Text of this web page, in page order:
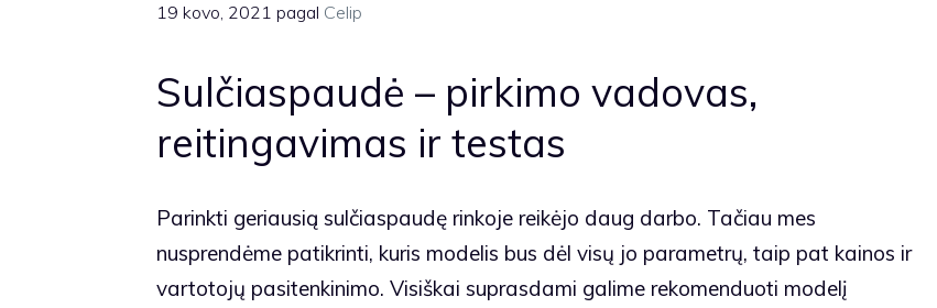
19 kovo, 2021 pagal Celip
Sulčiaspaudė – pirkimo vadovas,
reitingavimas ir testas
Parinkti geriausią sulčiaspaudę rinkoje reikėjo daug darbo. Tačiau mes
nusprendėme patikrinti, kuris modelis bus dėl visų jo parametrų, taip pat kainos ir
vartotojų pasitenkinimo. Visiškai suprasdami galime rekomenduoti modelį